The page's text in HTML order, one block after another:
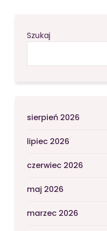
Szukaj
sierpień 2026
lipiec 2026
czerwiec 2026
maj 2026
marzec 2026